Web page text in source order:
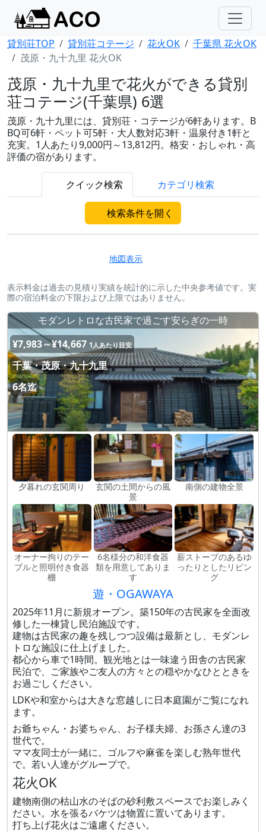
貸別荘TOP 貸別荘コテージ 花火OK
千葉県 花火OK
茂原・九十九里 花火OK
茂原・九十九里で花火ができる貸別
荘コテージ(千葉県) 6選
茂原・九十九里には、貸別荘・コテージが6軒あります。B
BQ可6軒・ペット可5軒・大人数対応3軒・温泉付き1軒と
充実。1人あたり9,000円～13,812円。格安・おしゃれ・高
評価の宿があります。
クイック検索 カテゴリ検索
検索条件を開く
地図表示
表示料金は過去の見積り実績を統計的に示した中央参考値です。実
際の宿泊料金の下限および上限ではありません。
モダンレトロな古民家で過ごす安らぎの一時
¥7,983～¥14,667 1人あたり目安
千葉・茂原・九十九里
6名迄
夕暮れの玄関周り
玄関の土間からの風
景
南側の建物全景
オーナー拘りのテー
ブルと照明付き食器
棚
6名様分の和洋食器
類を用意してありま
す
薪ストーブのあるゆ
ったりとしたリビン
グ
遊・OGAWAYA
2025年11月に新規オープン。築150年の古民家を全面改
修した一棟貸し民泊施設です。
建物は古民家の趣を残しつつ設備は最新とし、モダンレ
トロな施設に仕上げました。
都心から車で1時間。観光地とは一味違う田舎の古民家
民泊で、ご家族やご友人の方々との穏やかなひとときを
お過ごしください。
LDKや和室からは大きな窓越しに日本庭園がご覧になれ
ます。
お爺ちゃん・お婆ちゃん、お子様夫婦、お孫さん達の3
世代で。
ママ友同士が一緒に。ゴルフや麻雀を楽しむ熟年世代
で。若い人達がグループで。
花火OK
建物南側の枯山水のそばの砂利敷スペースでお楽しみく
ださい。水を張るバケツは物置に置いてあります。
打ち上げ花火はご遠慮ください。